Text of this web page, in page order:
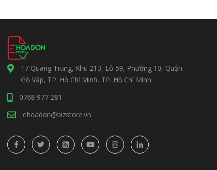
17 Quang Trung, Khu 213, Lô 59, Phường 10, Quận
Gò Vấp, TP. Hồ Chí Minh, TP. Hồ Chí Minh
0768 977 281
ehoadon@bizstore.vn